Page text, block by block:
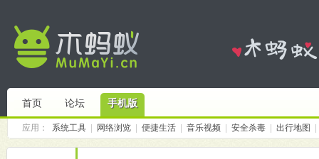
首页 论坛 手机版
应用： 系统工具 网络浏览 便捷生活 音乐视频 安全杀毒 出行地图